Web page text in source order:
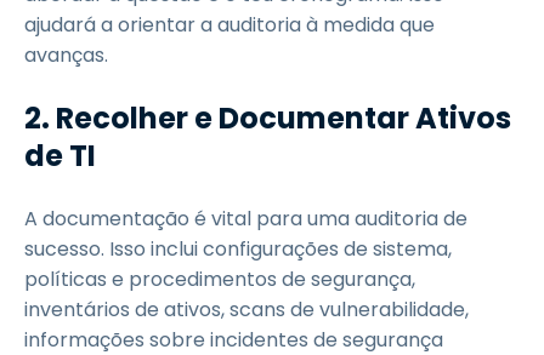
ajudará a orientar a auditoria à medida que
avanças.
2. Recolher e Documentar Ativos
de TI
A documentação é vital para uma auditoria de
sucesso. Isso inclui configurações de sistema,
políticas e procedimentos de segurança,
inventários de ativos, scans de vulnerabilidade,
informações sobre incidentes de segurança